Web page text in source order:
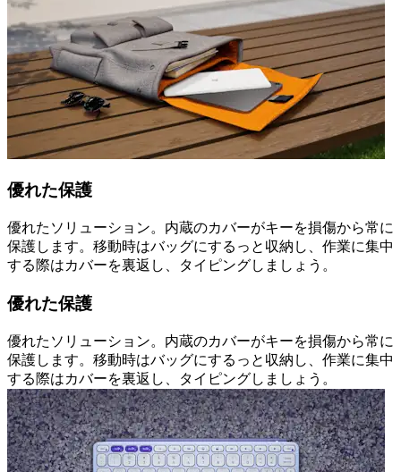
優れた保護
優れたソリューション。内蔵のカバーがキーを損傷から常に
保護します。移動時はバッグにするっと収納し、作業に集中
する際はカバーを裏返し、タイピングしましょう。
優れた保護
優れたソリューション。内蔵のカバーがキーを損傷から常に
保護します。移動時はバッグにするっと収納し、作業に集中
する際はカバーを裏返し、タイピングしましょう。